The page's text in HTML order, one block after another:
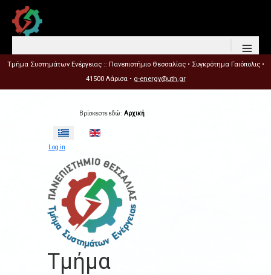
≡
Τμήμα Συστημάτων Ενέργειας :: Πανεπιστήμιο Θεσσαλίας • Συγκρότημα Γαιόπολις •
41500 Λάρισα • g-energy@uth.gr
Βρίσκεστε εδώ: Αρχική
Επιλέξτε τη γλώσσα σας
Log in
Τμήμα